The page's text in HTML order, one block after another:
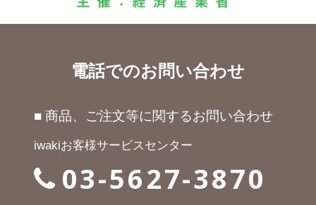
電話でのお問い合わせ
■ 商品、ご注文等に関するお問い合わせ
iwakiお客様サービスセンター
03-5627-3870